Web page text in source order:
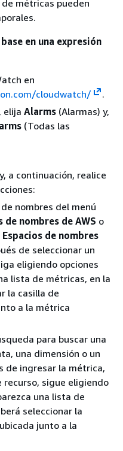
métricas pueden
en una expresión
en
cloudwatch/
.
elija Alarms (Alarmas) y,
(Todas las
y, a continuación, realice
nombres del menú
de nombres de AWS o
Espacios de nombres
de seleccionar un
eligiendo opciones
lista de métricas, en la
la casilla de
a la métrica
para buscar una
una dimensión o un
de ingresar la métrica,
recurso, sigue eligiendo
una lista de
seleccionar la
junto a la